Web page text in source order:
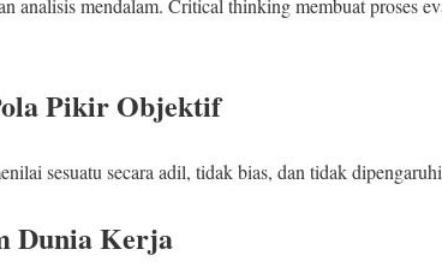
analisis mendalam. Critical thinking membuat proses
Pikir Objektif
sesuatu secara adil, tidak bias, dan tidak
Dunia Kerja